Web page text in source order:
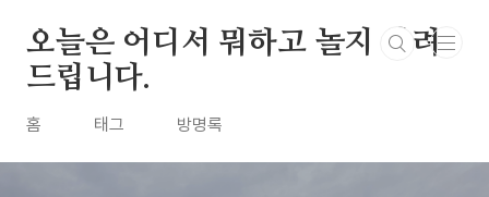
오늘은 어디서 뭐하고 놀지 알려
드립니다.
홈 태그 방명록